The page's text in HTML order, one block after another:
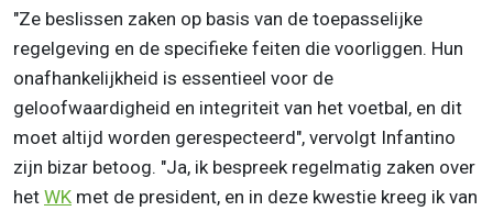
"Ze beslissen zaken op basis van de toepasselijke
regelgeving en de specifieke feiten die voorliggen. Hun
onafhankelijkheid is essentieel voor de
geloofwaardigheid en integriteit van het voetbal, en dit
moet altijd worden gerespecteerd", vervolgt Infantino
zijn bizar betoog. "Ja, ik bespreek regelmatig zaken over
het WK met de president, en in deze kwestie kreeg ik van